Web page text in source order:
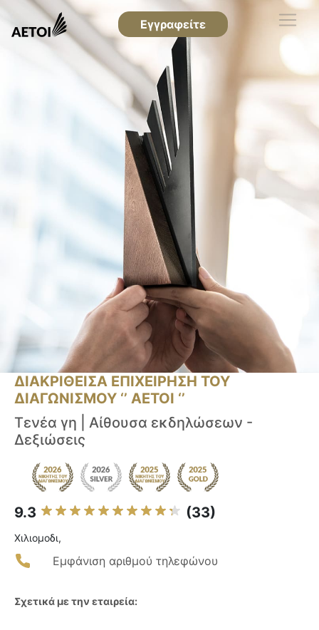
Εγγραφείτε
ΔΙΑΚΡΙΘΕΙΣΑ ΕΠΙΧΕΙΡΗΣΗ ΤΟΥ
ΔΙΑΓΩΝΙΣΜΟΥ ‘’ ΑΕΤΟΙ ‘’
Τενέα γη | Αίθουσα εκδηλώσεων -
Δεξιώσεις
9.3 (33)
Χιλιομοδι,
Εμφάνιση αριθμού τηλεφώνου
Σχετικά με την εταιρεία: